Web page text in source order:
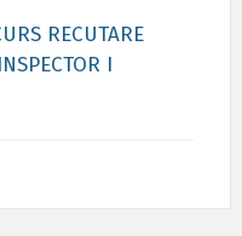
RECUTARE
I